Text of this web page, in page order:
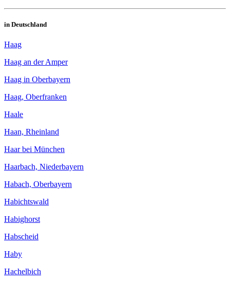
in Deutschland
Haag
Haag an der Amper
Haag in Oberbayern
Haag, Oberfranken
Haale
Haan, Rheinland
Haar bei München
Haarbach, Niederbayern
Habach, Oberbayern
Habichtswald
Habighorst
Habscheid
Haby
Hachelbich